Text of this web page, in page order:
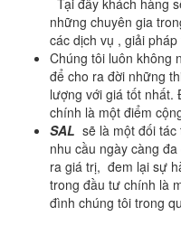
những chuyên gia
các dịch vụ , giải
Chúng tôi luôn không
để cho ra đời những
lượng với giá tốt nhất.
chính là một điểm
SAL sẽ là một đối
nhu cầu ngày càng
ra giá trị, đem lại sự
trong đầu tư chính là
đình chúng tôi trong